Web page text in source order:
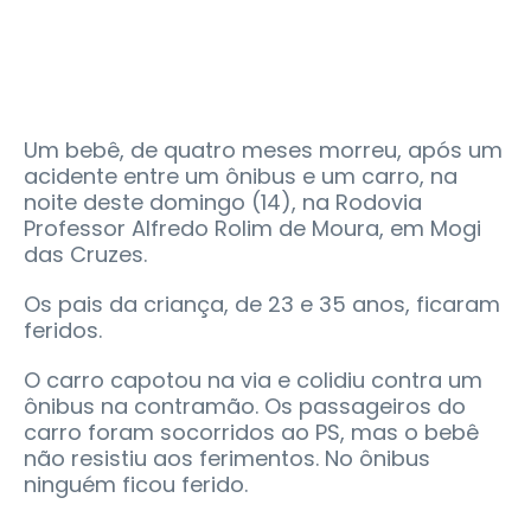
Um bebê, de quatro meses morreu, após um
acidente entre um ônibus e um carro, na
noite deste domingo (14), na Rodovia
Professor Alfredo Rolim de Moura, em Mogi
das Cruzes.
Os pais da criança, de 23 e 35 anos, ficaram
feridos.
O carro capotou na via e colidiu contra um
ônibus na contramão. Os passageiros do
carro foram socorridos ao PS, mas o bebê
não resistiu aos ferimentos. No ônibus
ninguém ficou ferido.